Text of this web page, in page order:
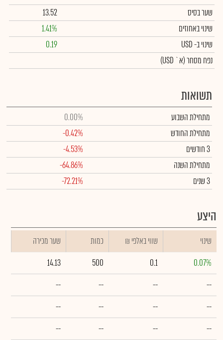
שער בסיס
13.52
שינוי באחוזים
1.41%
שינויב- USD
0.19
נפח מסחר(א` USD)
תשואות
מתחילת השבוע
0.00%
מתחילת החודש
-0.42%
3 חודשים
-4.53%
מתחילת השנה
-64.86%
3 שנים
-72.21%
היצע
שינוי ₪ שווי באלפי כמות
שער מכירה
0.07%
0.1
500
14.13
--
--
--
--
--
--
--
--
--
--
--
--